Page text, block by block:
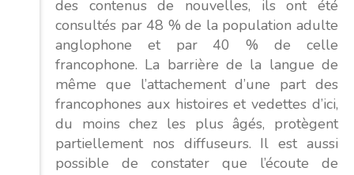
des contenus de nouvelles, ils ont été
consultés par 48 % de la population adulte
anglophone et par 40 % de celle
francophone. La barrière de la langue de
même que l’attachement d’une part des
francophones aux histoires et vedettes d’ici,
du moins chez les plus âgés, protègent
partiellement nos diffuseurs. Il est aussi
possible de constater que l’écoute de